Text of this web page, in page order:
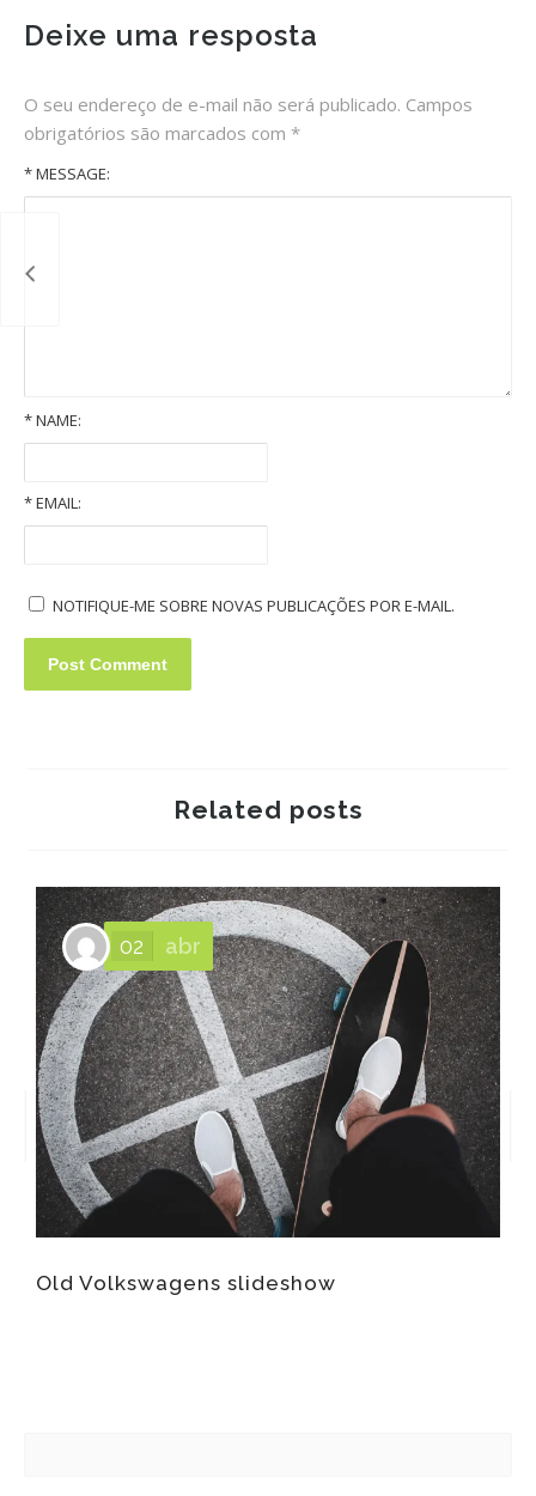
Deixe uma resposta
O seu endereço de e-mail não será publicado. Campos
obrigatórios são marcados com *
* MESSAGE:
*NAME:
*EMAIL:
NOTIFIQUE-ME SOBRE NOVAS PUBLICAÇÕES POR E-MAIL.
Related posts
Old Volkswagens slideshow
02 abr